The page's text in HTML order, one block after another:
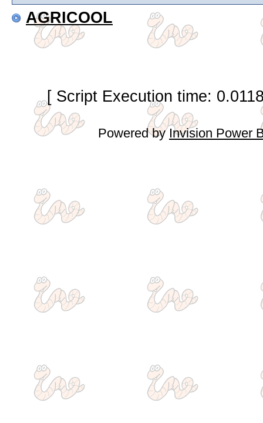
AGRICOOL
[ Script Execution time:
Powered byInvision Power